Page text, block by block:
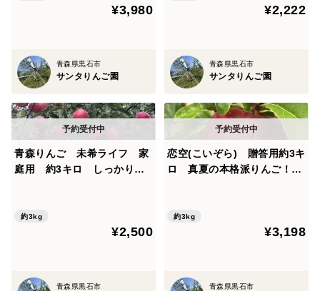
¥3,980
青森県黒石市
サンタりんご園
¥2,222
青森県黒石市
サンタりんご園
青森りんご 未希ライフ 家
庭用 約3キロ しっかりと
約3kg
¥2,500
青森県黒石市
恋空(こいぞら) 贈答用約3キ
ロ 真夏の本格派りんご！
約3kg
¥3,198
青森県黒石市